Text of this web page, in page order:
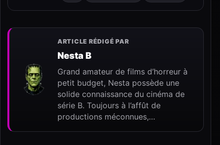
ARTICLE RÉDIGÉ PAR
Nesta B
Grand amateur de films d’horreur à
petit budget, Nesta possède une
solide connaissance du cinéma de
série B. Toujours à l’affût de
productions méconnues,…